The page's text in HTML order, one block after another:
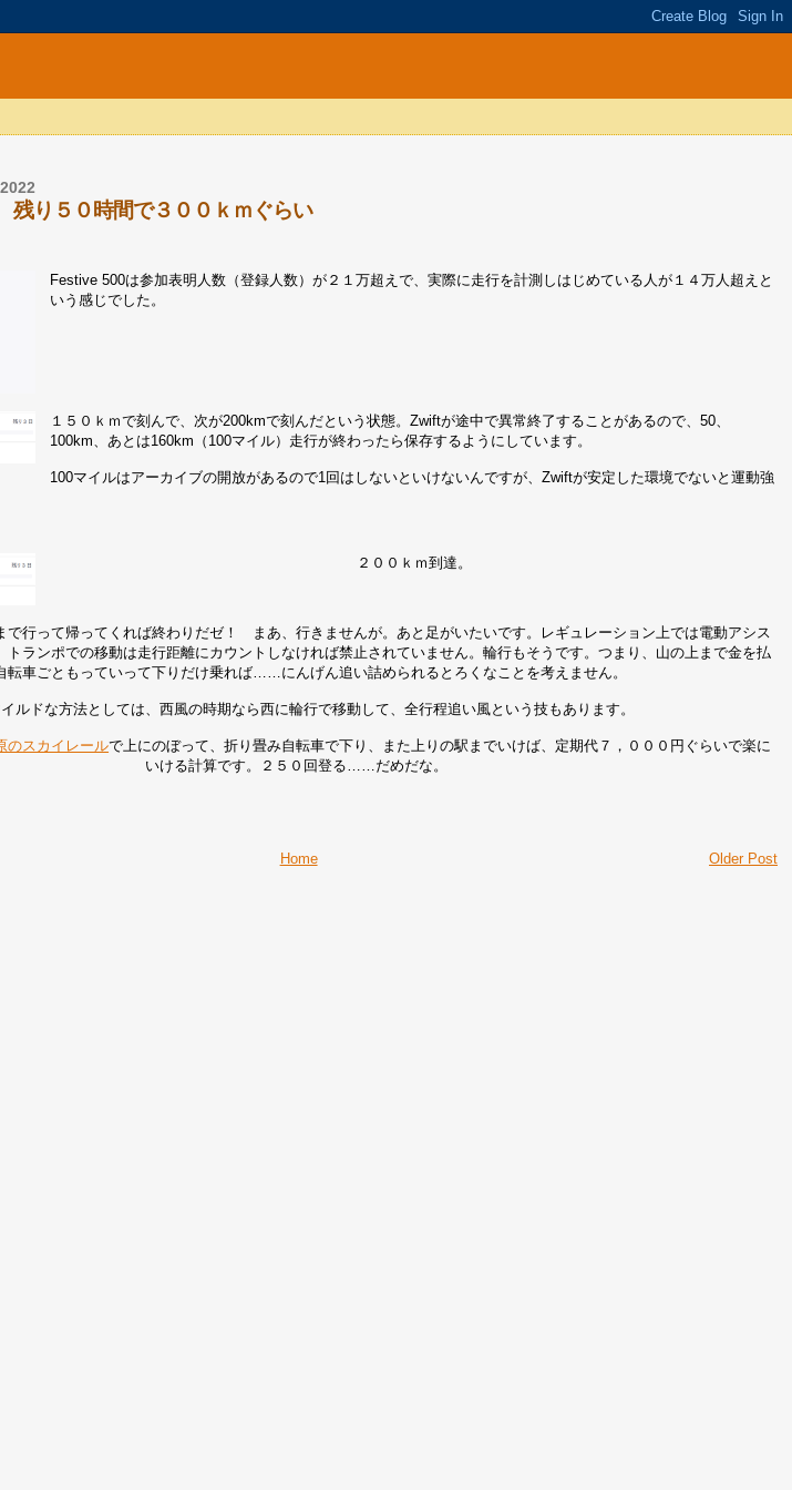
り５０時間で３００ｋｍぐらい
Festive 500は参加表明人数（登録人数）が２１万超えで、実際に走行を計測しはじめている人が１４万人超えと
いう感じでした。
１５０ｋｍで刻んで、次が200kmで刻んだという状態。Zwiftが途中で異常終了することがあるので、50、
100km、あとは160km（100マイル）走行が終わったら保存するようにしています。
100マイルはアーカイブの開放があるので1回はしないといけないんですが、Zwiftが安定した環境でないと運動強
２００ｋｍ到達。
で行って帰ってくれば終わりだゼ！ まあ、行きませんが。あと足がいたいです。レギュレーション上では電動アシス
トランポでの移動は走行距離にカウントしなければ禁止されていません。輪行もそうです。つまり、山の上まで金を払
転車ごともっていって下りだけ乗れば……にんげん追い詰められるとろくなことを考えません。
ルドな方法としては、西風の時期なら西に輪行で移動して、全行程追い風という技もあります。
のスカイレールで上にのぼって、折り畳み自転車で下り、また上りの駅までいけば、定期代７，０００円ぐらいで楽に
いける計算です。２５０回登る……だめだな。
Older Post
Home